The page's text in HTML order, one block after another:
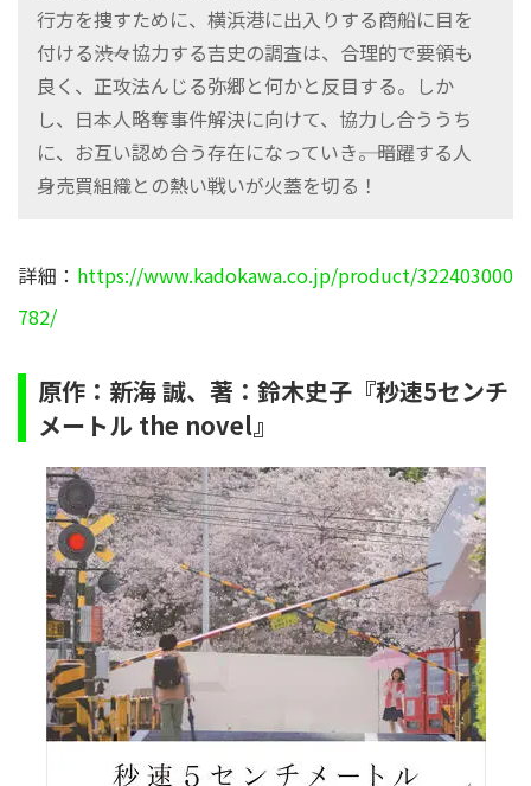
行方を捜すために、横浜港に出入りする商船に目を
付ける――渋々協力する吉史の調査は、合理的で要領も
良く、正攻法んじる弥郷と何かと反目する。しか
し、日本人略奪事件解決に向けて、協力し合ううち
に、お互い認め合う存在になっていき――。暗躍する人
身売買組織との熱い戦いが火蓋を切る！
詳細： https://www.kadokawa.co.jp/product/322403000
782/
原作：新海 誠、著：鈴木史子『秒速5センチ
メートル the novel』